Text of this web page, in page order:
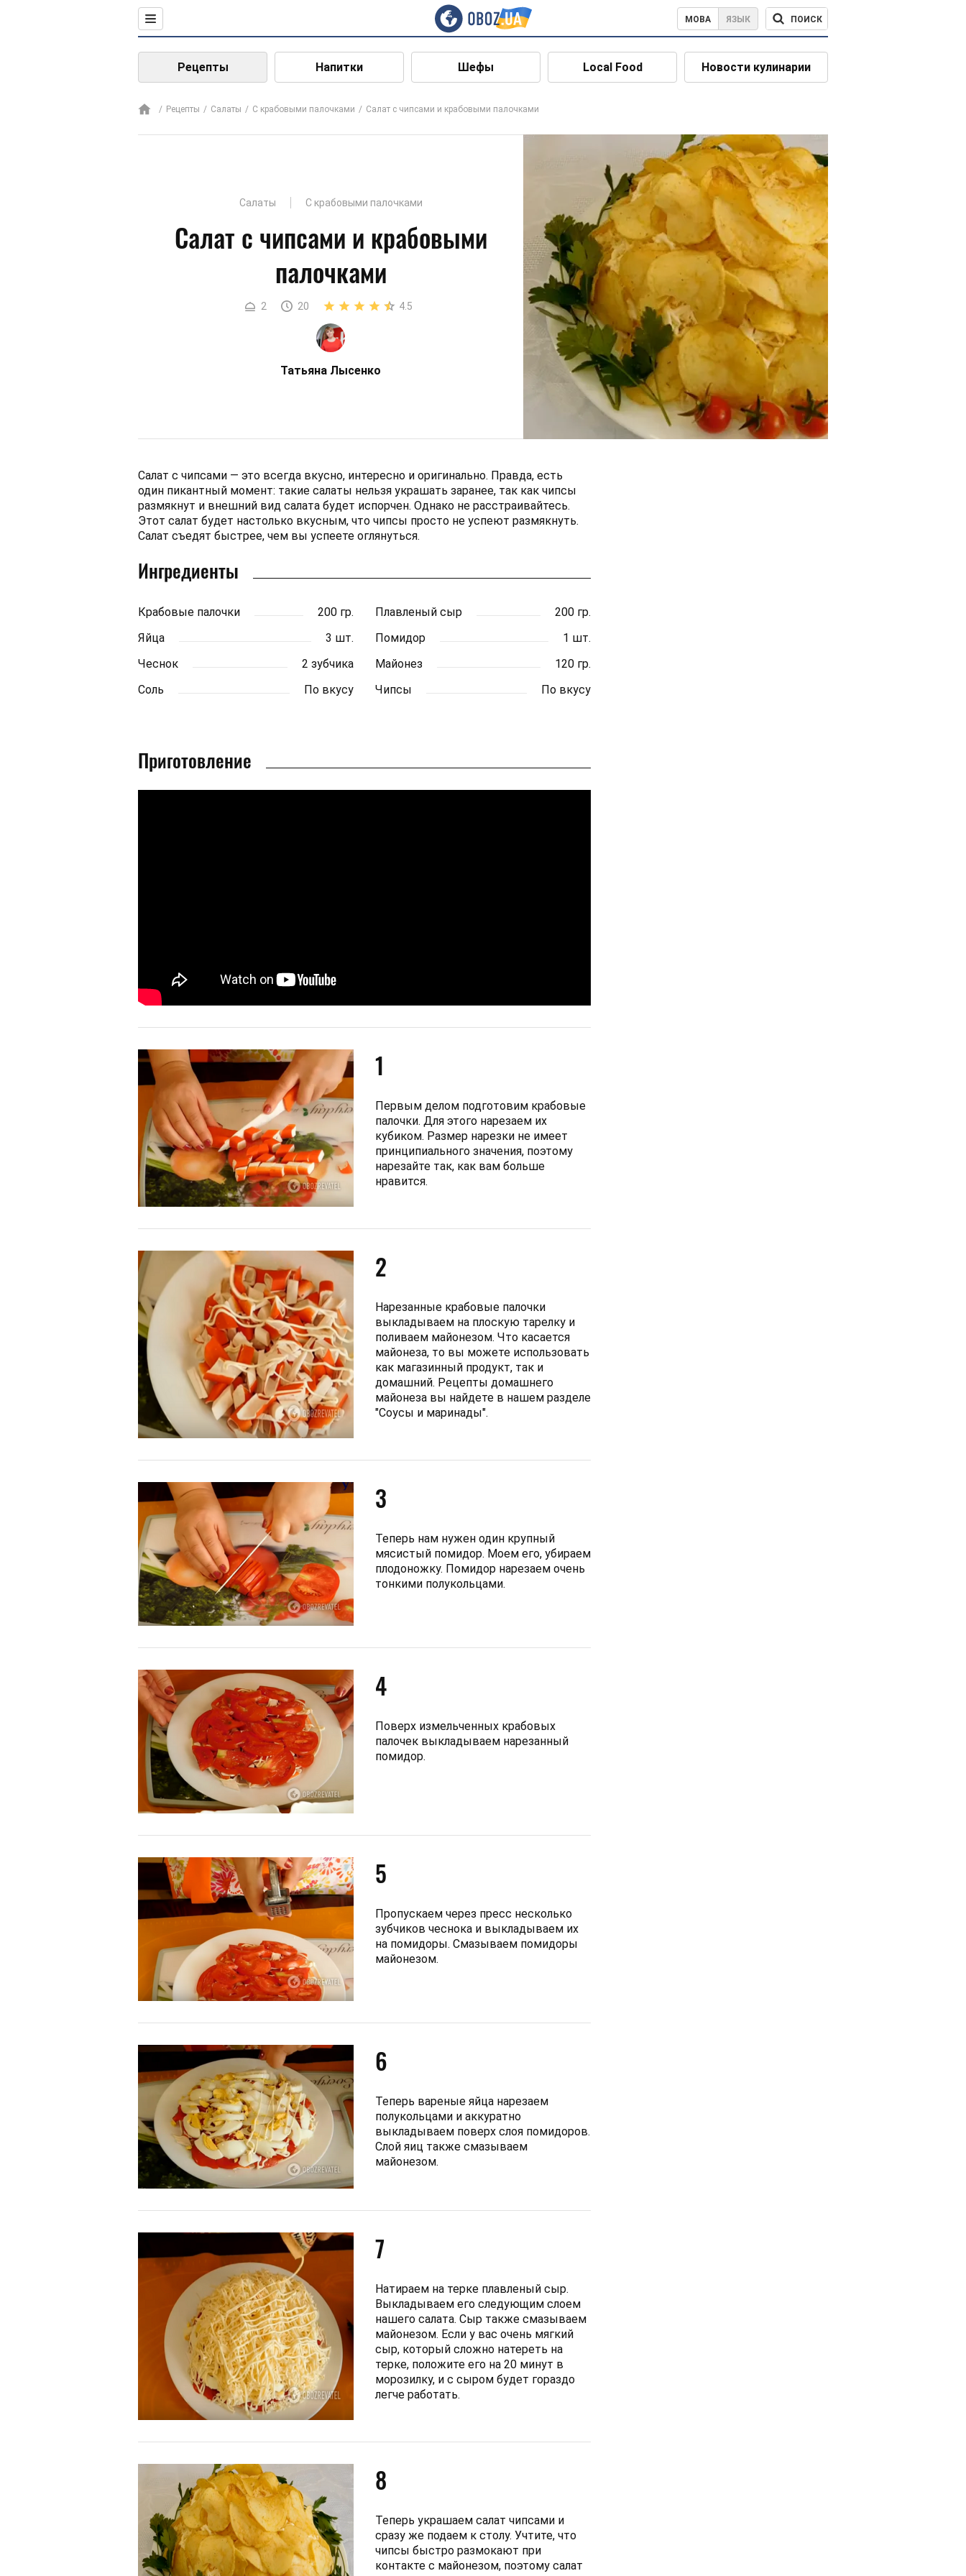
МОВА ЯЗЫК ПОИСК
Рецепты Напитки Шефы Local Food Новости кулинарии
Рецепты Салаты С крабовыми палочками Салат с чипсами и крабовыми палочками
Салаты С крабовыми палочками
Салат с чипсами и крабовыми
палочками
2 20 4.5
Татьяна Лысенко
Салат с чипсами — это всегда вкусно, интересно и оригинально. Правда, есть
один пикантный момент: такие салаты нельзя украшать заранее, так как чипсы
размякнут и внешний вид салата будет испорчен. Однако не расстраивайтесь.
Этот салат будет настолько вкусным, что чипсы просто не успеют размякнуть.
Салат съедят быстрее, чем вы успеете оглянуться.
Ингредиенты
Крабовые палочки 200 гр. Плавленый сыр
200 гр.
Яйца
3 шт. Помидор
1 шт.
Чеснок
2 зубчика Майонез
120 гр.
Соль
По вкусу Чипсы По вкусу
Приготовление
1
Первым делом подготовим крабовые
палочки. Для этого нарезаем их
кубиком. Размер нарезки не имеет
принципиального значения, поэтому
нарезайте так, как вам больше
нравится.
2
Нарезанные крабовые палочки
выкладываем на плоскую тарелку и
поливаем майонезом. Что касается
майонеза, то вы можете использовать
как магазинный продукт, так и
домашний. Рецепты домашнего
майонеза вы найдете в нашем разделе
"Соусы и маринады".
3
Теперь нам нужен один крупный
мясистый помидор. Моем его, убираем
плодоножку. Помидор нарезаем очень
тонкими полукольцами.
4
Поверх измельченных крабовых
палочек выкладываем нарезанный
помидор.
5
Пропускаем через пресс несколько
зубчиков чеснока и выкладываем их
на помидоры. Смазываем помидоры
майонезом.
6
Теперь вареные яйца нарезаем
полукольцами и аккуратно
выкладываем поверх слоя помидоров.
Слой яиц также смазываем
майонезом.
7
Натираем на терке плавленый сыр.
Выкладываем его следующим слоем
нашего салата. Сыр также смазываем
майонезом. Если у вас очень мягкий
сыр, который сложно натереть на
терке, положите его на 20 минут в
морозилку, и с сыром будет гораздо
легче работать.
8
Теперь украшаем салат чипсами и
сразу же подаем к столу. Учтите, что
чипсы быстро размокают при
контакте с майонезом, поэтому салат